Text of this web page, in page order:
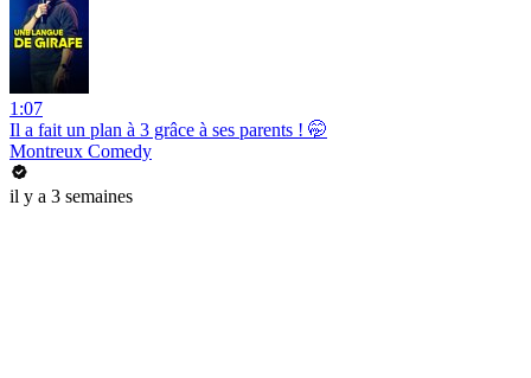
1:07
Il a fait un plan à 3 grâce à ses parents ! 🤭
Montreux Comedy
il y a 3 semaines